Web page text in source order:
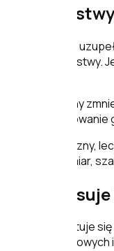
profil listwy
płaski front
gładkiej
na kolor ściany
zapewnia widoczny,
na wymiar,
pasuje
dobrze prezentuje
pokojach